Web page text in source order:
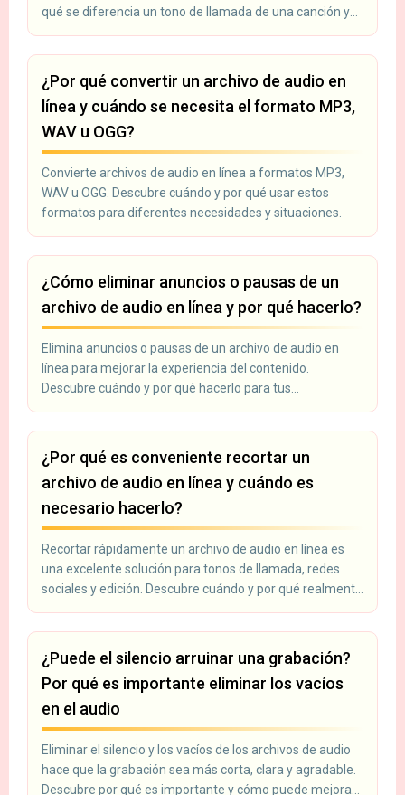
qué se diferencia un tono de llamada de una canción y
¿Por qué convertir un archivo de audio en
línea y cuándo se necesita el formato MP3,
WAV u OGG?
Convierte archivos de audio en línea a formatos MP3,
WAV u OGG. Descubre cuándo y por qué usar estos
formatos para diferentes necesidades y situaciones.
¿Cómo eliminar anuncios o pausas de un
archivo de audio en línea y por qué hacerlo?
Elimina anuncios o pausas de un archivo de audio en
línea para mejorar la experiencia del contenido.
Descubre cuándo y por qué hacerlo para tus
¿Por qué es conveniente recortar un
archivo de audio en línea y cuándo es
necesario hacerlo?
Recortar rápidamente un archivo de audio en línea es
una excelente solución para tonos de llamada, redes
sociales y edición. Descubre cuándo y por qué realmente
¿Puede el silencio arruinar una grabación?
Por qué es importante eliminar los vacíos
en el audio
Eliminar el silencio y los vacíos de los archivos de audio
hace que la grabación sea más corta, clara y agradable.
Descubre por qué es importante y cómo puede mejorar